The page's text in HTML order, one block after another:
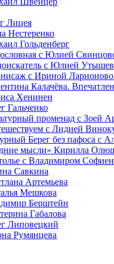
Лицея
Нестеренко
Гольденберг
с Юлией
с Юлией
с Ириной
Калачёва.
Хенинен
Гальченко
променад с Зоей
с Лидией
Берег без пафоса с
мысли» Кирилла
с Владимиром
Савкина
Артемьева
Мешкова
Берштейн
Габалова
Липовецкий
Румянцева